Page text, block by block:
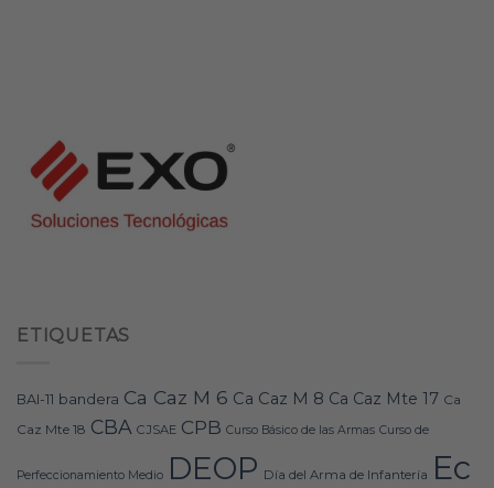
ETIQUETAS
BAI-11 bandera Ca Caz M 6 Ca Caz M 8 Ca Caz Mte 17 Ca
Caz Mte 18 CBA CJSAE CPB Curso Básico de las Armas Curso de
Perfeccionamiento Medio DEOP Día del Arma de Infantería Ec